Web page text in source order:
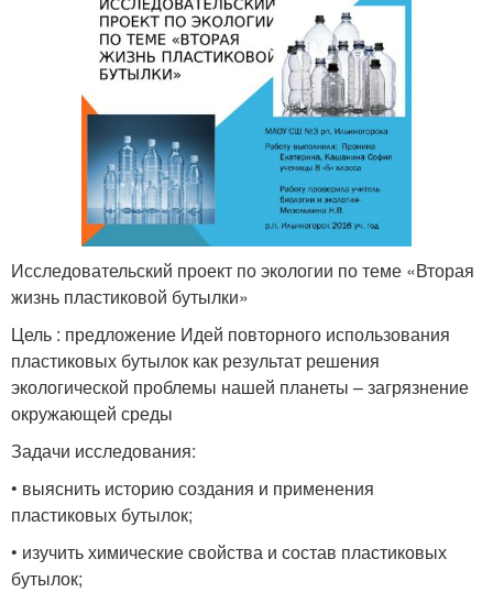
Исследовательский проект по экологии по теме «Вторая
жизнь пластиковой бутылки»
Цель : предложение Идей повторного использования
пластиковых бутылок как результат решения
экологической проблемы нашей планеты – загрязнение
окружающей среды
Задачи исследования:
• выяснить историю создания и применения
пластиковых бутылок;
• изучить химические свойства и состав пластиковых
бутылок;